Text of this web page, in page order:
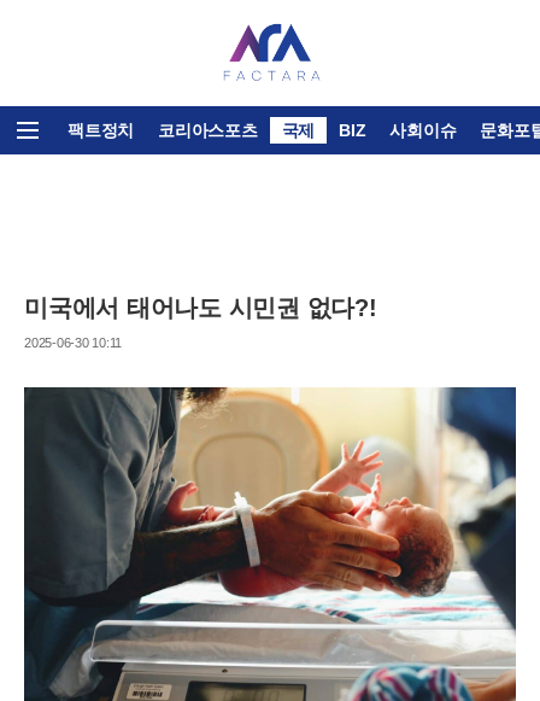
뉴스홈 팩트정치 코리아스포츠 국제 BIZ 사회이슈 문화포
미국에서 태어나도 시민권 없다?!
2025-06-30 10:11